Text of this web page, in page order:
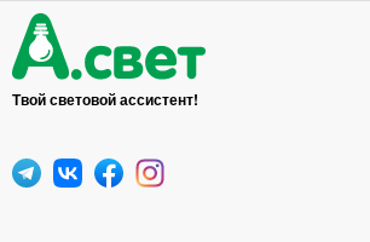
Твой световой ассистент!